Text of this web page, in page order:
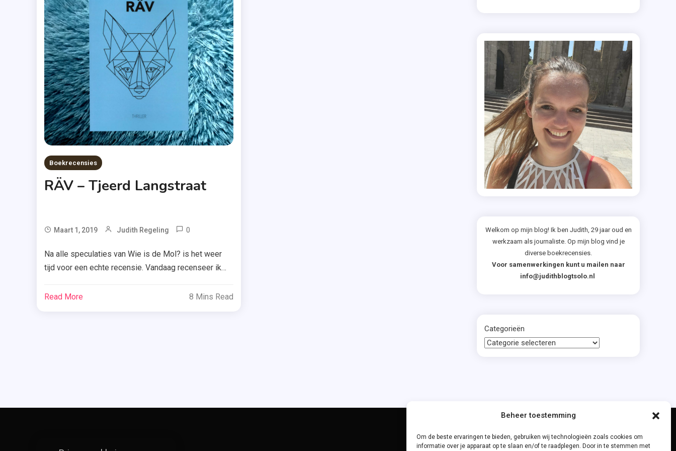
Beheer toestemming
Om de beste ervaringen te bieden, gebruiken wij technologieën zoals cookies om
informatie over je apparaat op te slaan en/of te raadplegen. Door in te stemmen met
Boekrecensies
RÄV – Tjeerd Langstraat
Maart 1, 2019 Judith Regeling 0
Awards
,
,
Na alle speculaties van Wie is de Mol? is het weer
tijd voor een echte recensie. Vandaag recenseer ik
keer werd ik al weggeblazen door zijn boek ‘Eeuwig
Read More 8 Mins Read
Welkom op mijn blog! Ik ben Judith, 29 jaar oud en
werkzaam als journaliste. Op mijn blog vind je
diverse boekrecensies.
Voor samenwerkingen kunt u mailen naar
info@judithblogtsolo.nl
Categorieën